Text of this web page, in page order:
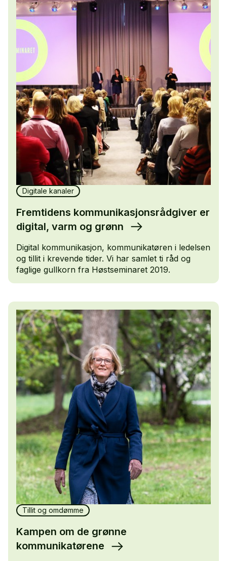
Digitale kanaler
Fremtidens kommunikasjonsrådgiver er
digital, varm og grønn
Digital kommunikasjon, kommunikatøren i ledelsen
og tillit i krevende tider. Vi har samlet ti råd og
faglige gullkorn fra Høstseminaret 2019.
Tillit og omdømme
Kampen om de grønne
kommunikatørene